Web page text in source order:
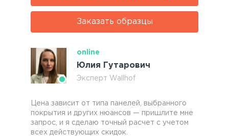
Заказать образцы
online
Юлия Гутарович
Эксперт Wallhof
Цена зависит от типа панелей, выбранного
покрытия и других нюансов — пришлите мне
запрос, и я сделаю точный расчет с учетом
всех действующих скидок.